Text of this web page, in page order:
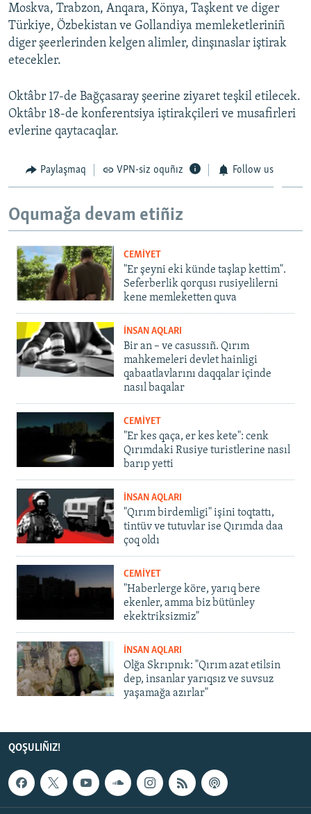
Moskva, Trabzon, Anqara, Könya, Taşkent ve diger
Türkiye, Özbekistan ve Gollandiya memleketleriniñ
diger şeerlerinden kelgen alimler, dinşınaslar iştirak
etecekler.
Oktâbr 17-de Bağçasaray şeerine ziyaret teşkil etilecek.
Oktâbr 18-de konferentsiya iştirakçileri ve musafirleri
evlerine qaytacaqlar.
Paylaşmaq VPN-siz oquñız Follow us
Oqumağa devam etiñiz
CEMİYET
"Er şeyni eki künde taşlap kettim".
Seferberlik qorqusı rusiyelilerni
kene memleketten quva
İNSAN AQLARI
Bir an – ve casussıñ. Qırım
mahkemeleri devlet hainligi
qabaatlavlarını daqqalar içinde
nasıl baqalar
CEMİYET
"Er kes qaça, er kes kete": cenk
Qırımdaki Rusiye turistlerine nasıl
barıp yetti
İNSAN AQLARI
"Qırım birdemligi" işini toqtattı,
tintüv ve tutuvlar ise Qırımda daa
çoq oldı
CEMİYET
"Haberlerge köre, yarıq bere
ekenler, amma biz bütünley
ekektriksizmiz"
İNSAN AQLARI
Olğa Skrıpnık: "Qırım azat etilsin
dep, insanlar yarıqsız ve suvsuz
yaşamağa azırlar"
QOŞULIÑIZ!